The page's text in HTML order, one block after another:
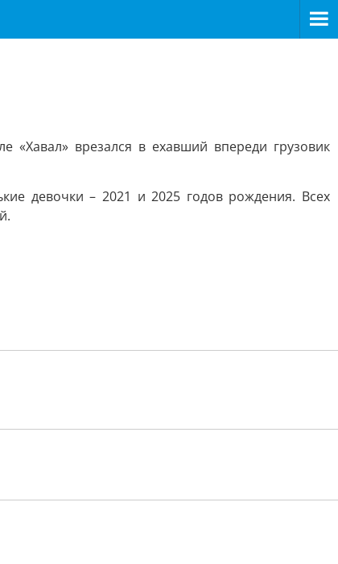
«Хавал» врезался в ехавший впереди грузовик
девочки – 2021 и 2025 годов рождения. Всех